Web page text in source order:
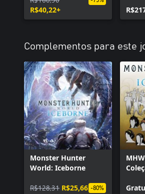
R$40,22+
Complementos para este
Monster Hunter
World: Iceborne
R$128,31 R$25,66 -80%